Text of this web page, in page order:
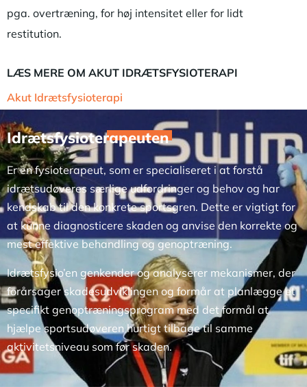
pga. overtræning, for høj intensitet eller for lidt
restitution.
LÆS MERE OM AKUT IDRÆTSFYSIOTERAPI
Akut Idrætsfysioterapi
Idrætsfysioterapeuten
Er en fysioterapeut, som er specialiseret i at forstå
idrætsudøveres særlige udfordringer og behov og har
kendskab til den konkrete sportsgren. Dette er vigtigt for
at kunne diagnosticere skaden og anvise den korrekte og
mest effektive behandling og genoptræning.
Idrætsfysio’en genkender og analyserer mekanismer, der
forårsager skadesudviklingen og formår at planlægge et
specifikt genoptræningsprogram med det formål at
hjælpe sportsudøveren hurtigt tilbage til samme
aktivitetsniveau som før skaden.